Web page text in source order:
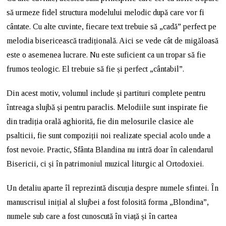
să urmeze fidel structura modelului melodic după care vor fi
cântate. Cu alte cuvinte, fiecare text trebuie să „cadă” perfect pe
melodia bisericească tradițională. Aici se vede cât de migăloasă
este o asemenea lucrare. Nu este suficient ca un tropar să fie
frumos teologic. El trebuie să fie și perfect „cântabil”.
Din acest motiv, volumul include și partituri complete pentru
întreaga slujbă și pentru paraclis. Melodiile sunt inspirate fie
din tradiția orală aghiorită, fie din melosurile clasice ale
psalticii, fie sunt compoziții noi realizate special acolo unde a
fost nevoie. Practic, Sfânta Blandina nu intră doar în calendarul
Bisericii, ci și în patrimoniul muzical liturgic al Ortodoxiei.
Un detaliu aparte îl reprezintă discuția despre numele sfintei. În
manuscrisul inițial al slujbei a fost folosită forma „Blondina”,
numele sub care a fost cunoscută în viață și în cartea